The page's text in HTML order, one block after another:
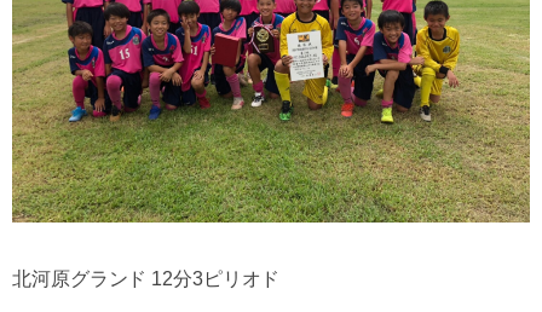
北河原グランド 12分3ピリオド